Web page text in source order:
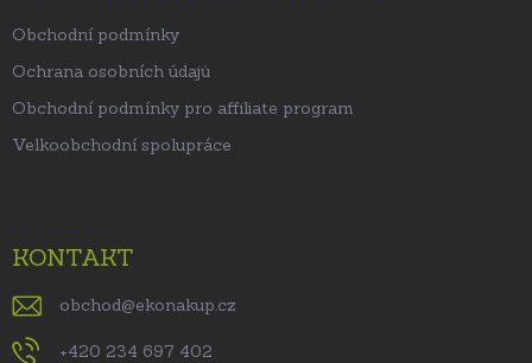
Obchodní podmínky
Ochrana osobních údajů
Obchodní podmínky pro affiliate program
Velkoobchodní spolupráce
KONTAKT
obchod@ekonakup.cz
+420 234 697 402